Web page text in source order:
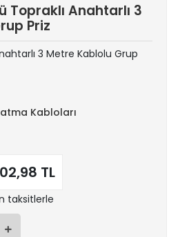
Topraklı Anahtarlı 3
Priz
3 Metre Kablolu Grup
Kabloları
TL
taksitlerle